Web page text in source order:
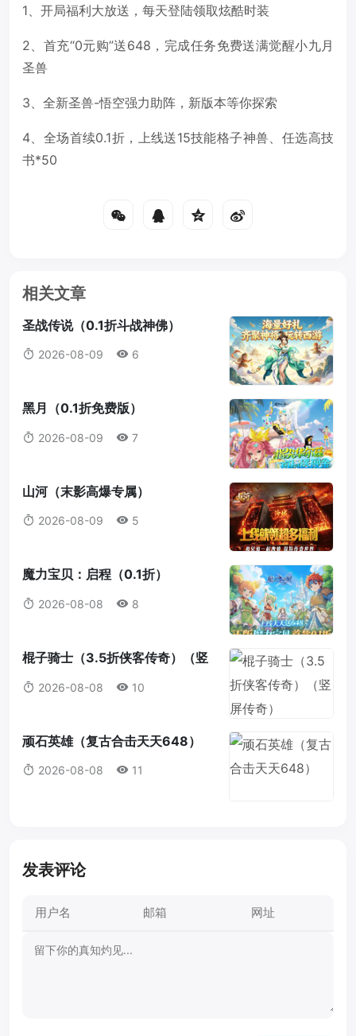
1、开局福利大放送，每天登陆领取炫酷时装
2、首充“0元购”送648，完成任务免费送满觉醒小九月
圣兽
3、全新圣兽-悟空强力助阵，新版本等你探索
4、全场首续0.1折，上线送15技能格子神兽、任选高技
书*50
相关文章
圣战传说（0.1折斗战神佛）
2026-08-09 6
黑月（0.1折免费版）
2026-08-09 7
山河（末影高爆专属）
2026-08-09 5
魔力宝贝：启程（0.1折）
2026-08-08 8
棍子骑士（3.5折侠客传奇）（竖
屏传奇）
2026-08-08 10
顽石英雄（复古合击天天648）
2026-08-08 11
发表评论